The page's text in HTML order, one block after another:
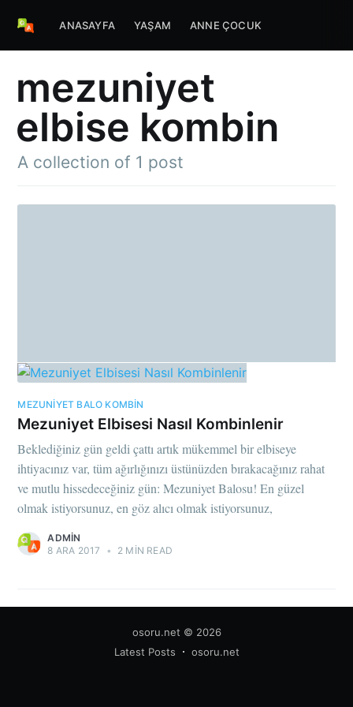
ANASAYFA YAŞAM ANNE ÇOCUK
mezuniyet
elbise kombin
A collection of 1 post
MEZUNIYET BALO KOMBIN
Mezuniyet Elbisesi Nasıl Kombinlenir
Beklediğiniz gün geldi çattı artık mükemmel bir elbiseye
ihtiyacınız var, tüm ağırlığınızı üstünüzden bırakacağınız rahat
ve mutlu hissedeceğiniz gün: Mezuniyet Balosu! En güzel
olmak istiyorsunuz, en göz alıcı olmak istiyorsunuz,
ADMIN
8 ARA 2017
• 2 MIN READ
osoru.net © 2026
Latest Posts
osoru.net